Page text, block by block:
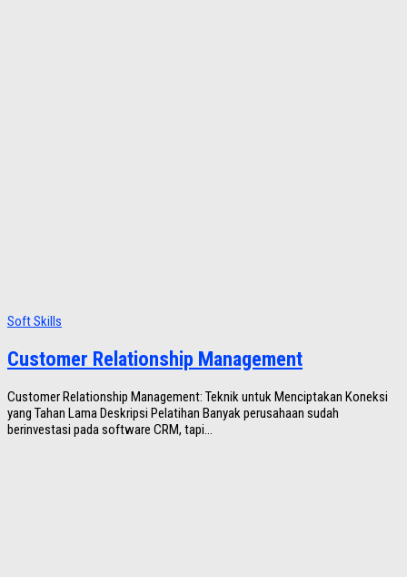
Soft Skills
Customer Relationship Management
Customer Relationship Management: Teknik untuk Menciptakan Koneksi
yang Tahan Lama Deskripsi Pelatihan Banyak perusahaan sudah
berinvestasi pada software CRM, tapi...